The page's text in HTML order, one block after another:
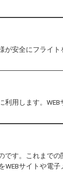
お預けにな
ある
内持ち込
ないか
輸送が可
が安全にフライト
用します。WEB
です。これまでの
WEBサイトや電子